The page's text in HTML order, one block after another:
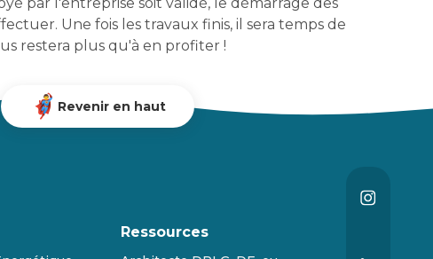
Une fois les travaux finis, il sera temps de
restera plus qu'à en profiter !
Revenir en haut
Ressources